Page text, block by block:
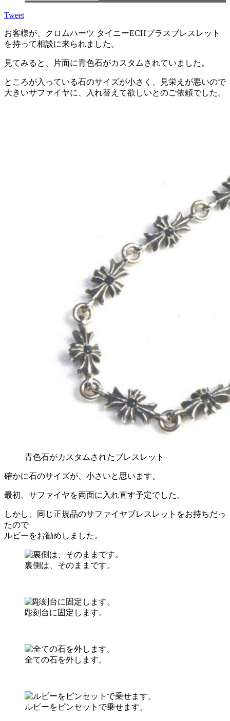
Tweet
お客様が、クロムハーツ タイニーECHプラスブレスレット
を持って相談に来られました。
見てみると、片面に青色石がカスタムされていました。
ところが入っている石のサイズが小さく、見栄えが悪いので
大きいサファイヤに、入れ替えて欲しいとのご依頼でした。
青色石がカスタムされたブレスレット
確かに石のサイズが、小さいと思います。
最初、サファイヤを両面に入れ直す予定でした。
しかし、同じ正規品のサファイヤブレスレットをお持ちだっ
たので
ルビーをお勧めしました。
裏側は、そのままです。
彫刻台に固定します。
全ての石を外します。
ルビーをピンセットで乗せます。